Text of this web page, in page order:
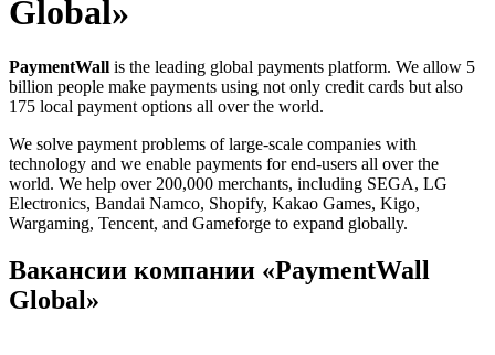
Global»
PaymentWall is the leading global payments platform. We allow 5
billion people make payments using not only credit cards but also
175 local payment options all over the world.
We solve payment problems of large-scale companies with
technology and we enable payments for end-users all over the
world. We help over 200,000 merchants, including SEGA, LG
Electronics, Bandai Namco, Shopify, Kakao Games, Kigo,
Wargaming, Tencent, and Gameforge to expand globally.
Вакансии компании «PaymentWall
Global»